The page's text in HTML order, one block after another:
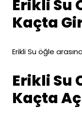
Erikli Su
Kaçta
Erikli Su öğle
Erikli Su
Kaçta